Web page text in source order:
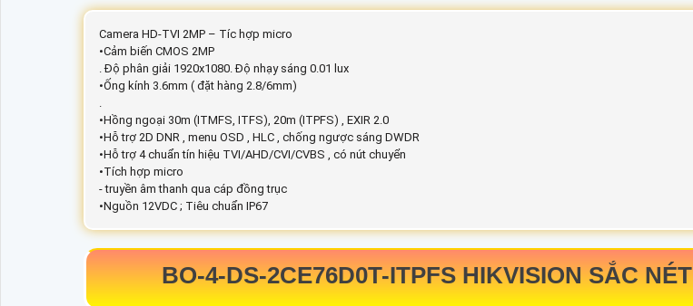
Camera HD-TVI 2MP – Tíc hợp micro
•Cảm biến CMOS 2MP
. Độ phân giải 1920x1080. Độ nhạy sáng 0.01 lux
•Ống kính 3.6mm ( đặt hàng 2.8/6mm)
•Hồng ngoại 30m (ITMFS, ITFS), 20m (ITPFS) , EXIR 2.0
•Hỗ trợ 2D DNR , menu OSD , HLC , chống ngược sáng DWDR
•Hỗ trợ 4 chuẩn tín hiệu TVI/AHD/CVI/CVBS , có nút chuyển
•Tích hợp micro
- truyền âm thanh qua cáp đồng trục
•Nguồn 12VDC ; Tiêu chuẩn IP67
BO-4-DS-2CE76D0T-ITPFSHIKVISION SẮC NÉT